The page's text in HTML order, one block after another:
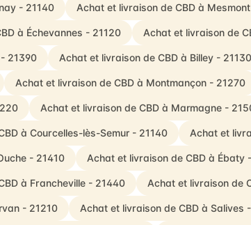
- 21140 Achat et livraison de CBD à
à Échevannes - 21120 Achat et livraison de
21390 Achat et livraison de CBD à Billey - 21130
Achat et livraison de CBD à Montmançon - 21270
Achat et livraison de CBD à Marmagne -
à Courcelles-lès-Semur - 21140 Achat et
- 21410 Achat et livraison de CBD à Ébaty
à Francheville - 21440 Achat et livraison de
- 21210 Achat et livraison de CBD à Salives